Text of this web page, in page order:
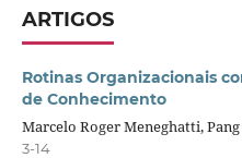
ARTIGOS
Rotinas Organizacionais
de Conhecimento
Marcelo Roger Meneghatti,
3-14